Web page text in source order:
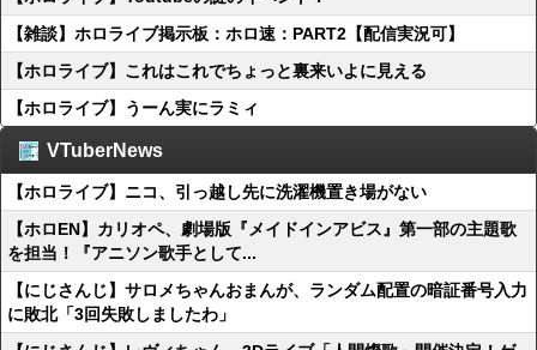
【雑談】ホロライブ掲示板：ホロ速：PART2【配信実況可】
【ホロライブ】これはこれでちょっと裏来いよに見える
【ホロライブ】うーん実にラミィ
VTuberNews
【ホロライブ】ニコ、引っ越し先に洗濯機置き場がない
【ホロEN】カリオペ、劇場版『メイドインアビス』第一部の主題歌
を担当！『アニソン歌手として...
【にじさんじ】サロメちゃんおまんが、ランダム配置の暗証番号入力
に敗北「3回失敗しましたわ」